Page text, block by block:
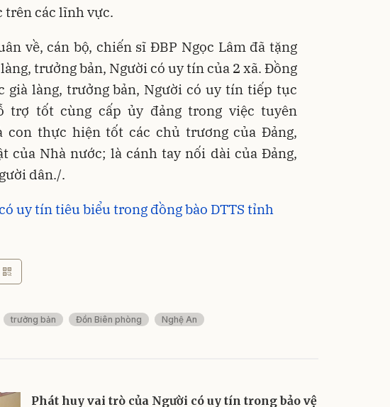
trên các lĩnh vực.
về, cán bộ, chiến sĩ ĐBP Ngọc Lâm đã tặng
trưởng bản, Người có uy tín của 2 xã. Đồng
già làng, trưởng bản, Người có uy tín tiếp tục
trợ tốt cùng cấp ủy đảng trong việc tuyên
con thực hiện tốt các chủ trương của Đảng,
của Nhà nước; là cánh tay nối dài của Đảng,
dân./.
uy tín tiêu biểu trong đồng bào DTTS tỉnh
trưởng bản Đồn Biên phòng Nghệ An
Phát huy vai trò của Người có uy tín trong bảo vệ